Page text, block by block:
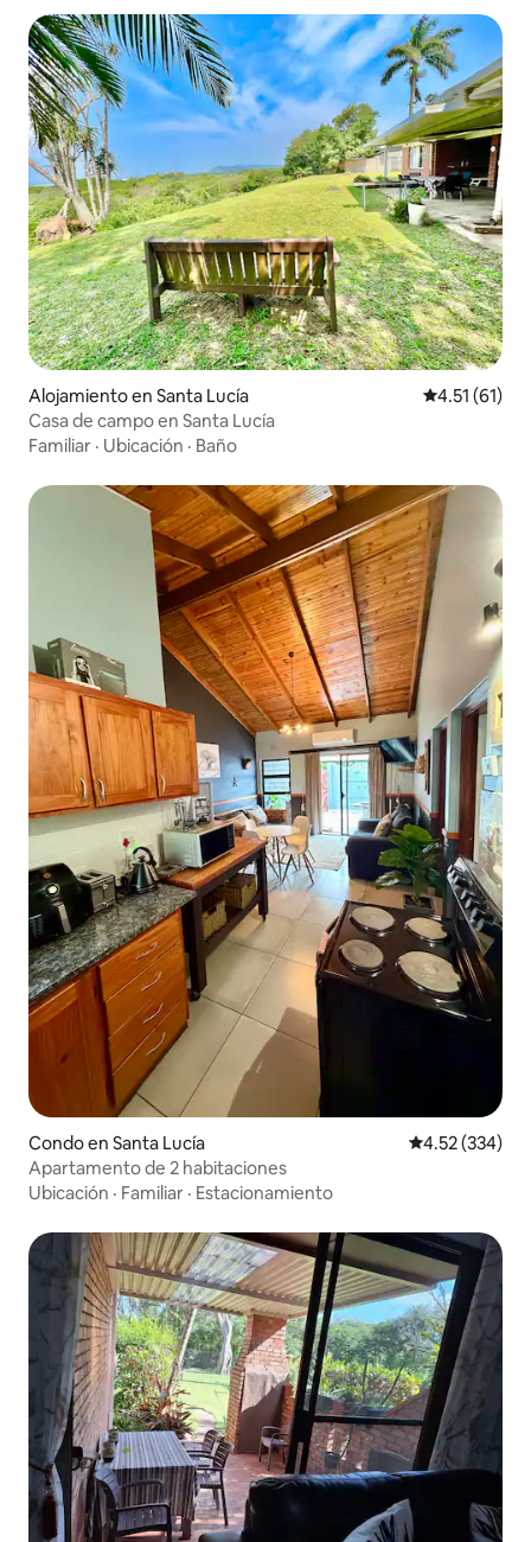
Alojamiento en Santa Lucía Calificación
4.51 (61)
Casa de campo en Santa Lucía
Familiar · Ubicación · Baño
Condo en Santa Lucía Calificación
4.52 (334)
Apartamento de 2 habitaciones
Ubicación · Familiar · Estacionamiento